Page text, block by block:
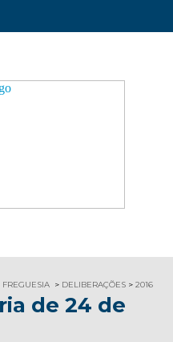
DELIBERAÇÕES 2016
de 24 de